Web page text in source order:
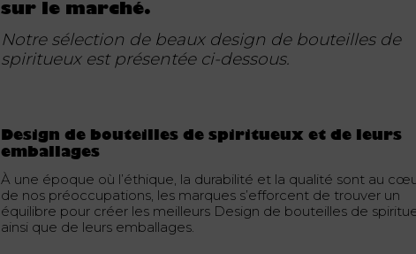
sur le marché.
Notre sélection de beaux design de bouteilles de
spiritueux est présentée ci-dessous.
Design de bouteilles de spiritueux et de leurs
emballages
À une époque où l’éthique, la durabilité et la qualité sont au
de nos préoccupations, les marques s’efforcent de trouver un
équilibre pour créer les meilleurs Design de bouteilles de
ainsi que de leurs emballages.